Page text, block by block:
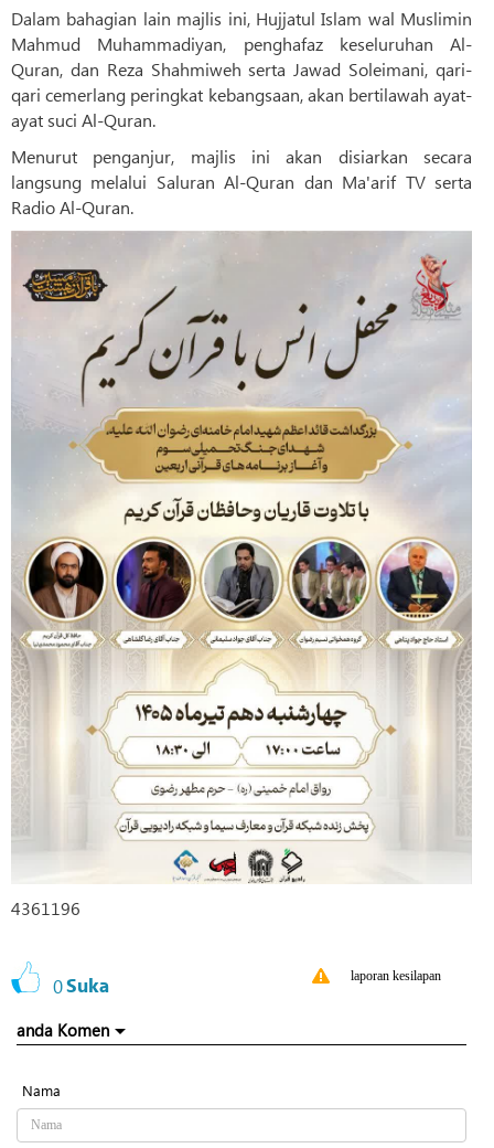
Dalam bahagian lain majlis ini, Hujjatul Islam wal Muslimin
Mahmud Muhammadiyan, penghafaz keseluruhan Al-
Quran, dan Reza Shahmiweh serta Jawad Soleimani, qari-
qari cemerlang peringkat kebangsaan, akan bertilawah ayat-
ayat suci Al-Quran.
Menurut penganjur, majlis ini akan disiarkan secara
langsung melalui Saluran Al-Quran dan Ma'arif TV serta
Radio Al-Quran.
4361196
0Suka laporan kesilapan
anda Komen
Nama